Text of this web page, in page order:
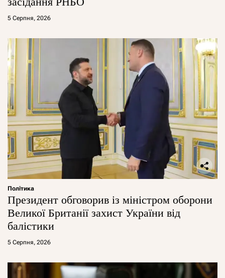
5 Серпня, 2026
Політика
Президент обговорив із міністром оборони
Великої Британії захист України від
балістики
5 Серпня, 2026